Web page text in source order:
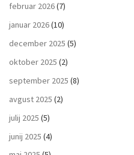
februar 2026(7)
januar 2026(10)
december 2025 (5)
oktober 2025 (2)
september 2025 (8)
avgust 2025 (2)
julij 2025 (5)
junij 2025 (4)